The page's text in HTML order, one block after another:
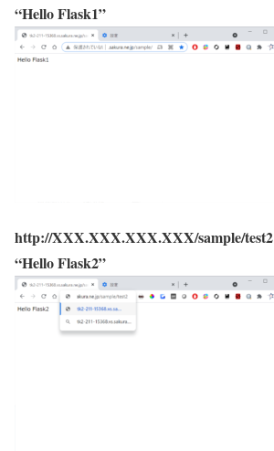
“Hello Flask1”
http://XXX.XXX.XXX.XXX/sample/test2
“Hello Flask2”